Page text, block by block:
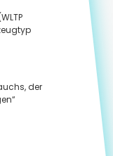
der